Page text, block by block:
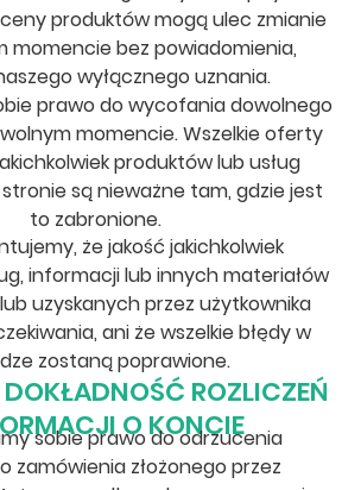
produktów mogą ulec zmianie
momencie bez powiadomienia,
wyłącznego uznania.
prawo do wycofania dowolnego
momencie. Wszelkie oferty
produktów lub usług
są nieważne tam, gdzie jest
to zabronione.
że jakość jakichkolwiek
informacji lub innych materiałów
uzyskanych przez użytkownika
ani że wszelkie błędy w
zostaną poprawione.
ROZLICZEŃ
O KONCIE
sobie prawo do odrzucenia
zamówienia złożonego przez